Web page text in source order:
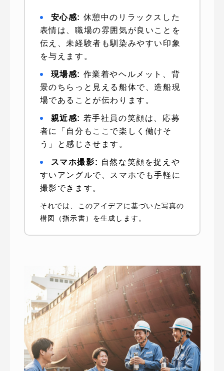
安心感: 休憩中のリラックスした
表情は、職場の雰囲気が良いことを
伝え、未経験者も馴染みやすい印象
を与えます。
現場感: 作業着やヘルメット、背
景のちらっと見える船体で、造船現
場であることが伝わります。
親近感: 若手社員の笑顔は、応募
者に「自分もここで楽しく働けそ
う」と感じさせます。
スマホ撮影: 自然な笑顔を捉えや
すいアングルで、スマホでも手軽に
撮影できます。
それでは、このアイデアに基づいた写真の
構図（指示書）を生成します。